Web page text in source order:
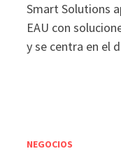
Smart Solutions
EAU con
y se centra en el
NEGOCIOS